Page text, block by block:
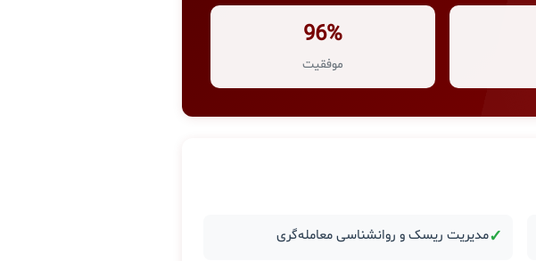
96%
موفقیت
✓مدیریت ریسک و روانشناسی معامله‌گری